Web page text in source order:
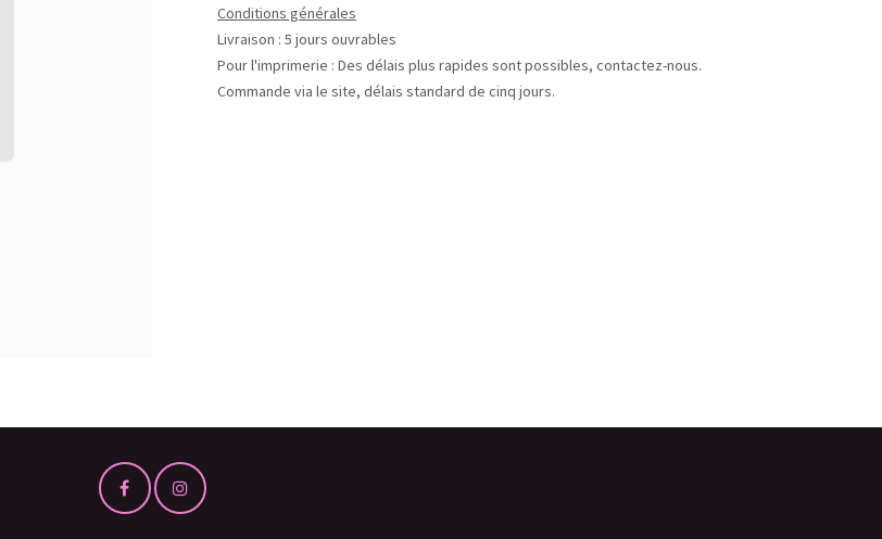
Conditions générales
Livraison : 5 jours ouvrables
Pour l'imprimerie : Des délais plus rapides sont possibles, contactez-nous.
Commande via le site, délais standard de cinq jours.